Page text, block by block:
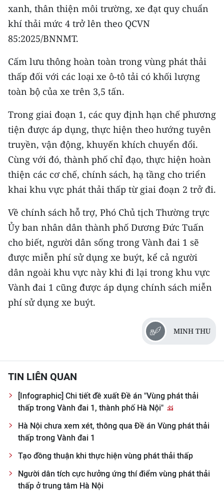
xanh, thân thiện môi trường, xe đạt quy chuẩn
khí thải mức 4 trở lên theo QCVN
85:2025/BNNMT.
Cấm lưu thông hoàn toàn trong vùng phát thải
thấp đối với các loại xe ô-tô tải có khối lượng
toàn bộ của xe trên 3,5 tấn.
Trong giai đoạn 1, các quy định hạn chế phương
tiện được áp dụng, thực hiện theo hướng tuyên
truyền, vận động, khuyến khích chuyển đổi.
Cùng với đó, thành phố chỉ đạo, thực hiện hoàn
thiện các cơ chế, chính sách, hạ tầng cho triển
khai khu vực phát thải thấp từ giai đoạn 2 trở đi.
Về chính sách hỗ trợ, Phó Chủ tịch Thường trực
Ủy ban nhân dân thành phố Dương Đức Tuấn
cho biết, người dân sống trong Vành đai 1 sẽ
được miễn phí sử dụng xe buýt, kể cả người
dân ngoài khu vực này khi đi lại trong khu vực
Vành đai 1 cũng được áp dụng chính sách miễn
phí sử dụng xe buýt.
MINH THU
TIN LIÊN QUAN
[Infographic] Chi tiết đề xuất Đề án "Vùng phát thải
thấp trong Vành đai 1, thành phố Hà Nội"
Hà Nội chưa xem xét, thông qua Đề án Vùng phát thải
thấp trong Vành đai 1
Tạo đồng thuận khi thực hiện vùng phát thải thấp
Người dân tích cực hưởng ứng thí điểm vùng phát thải
thấp ở trung tâm Hà Nội